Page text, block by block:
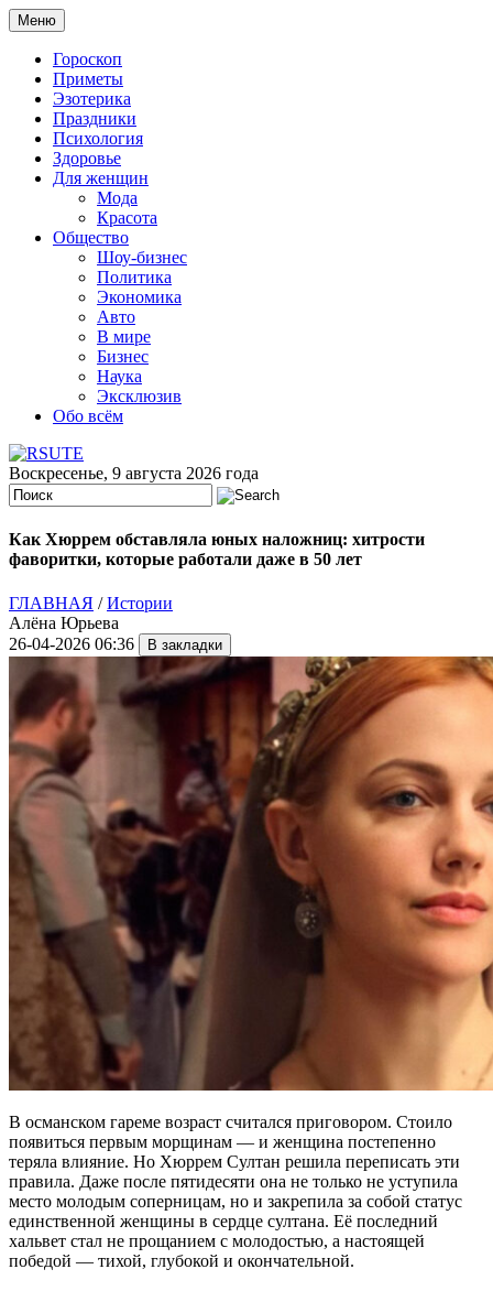
Меню
Гороскоп
Приметы
Эзотерика
Праздники
Психология
Здоровье
Для женщин
Мода
Красота
Общество
Шоу-бизнес
Политика
Экономика
Авто
В мире
Бизнес
Наука
Эксклюзив
Обо всём
Воскресенье, 9 августа 2026 года
Как Хюррем обставляла юных наложниц: хитрости
фаворитки, которые работали даже в 50 лет
ГЛАВНАЯ /Истории
Алёна Юрьева
26-04-2026 06:36
В османском гареме возраст считался приговором. Стоило
появиться первым морщинам — и женщина постепенно
теряла влияние. Но Хюррем Султан решила переписать эти
правила. Даже после пятидесяти она не только не уступила
место молодым соперницам, но и закрепила за собой статус
единственной женщины в сердце султана. Её последний
хальвет стал не прощанием с молодостью, а настоящей
победой — тихой, глубокой и окончательной.